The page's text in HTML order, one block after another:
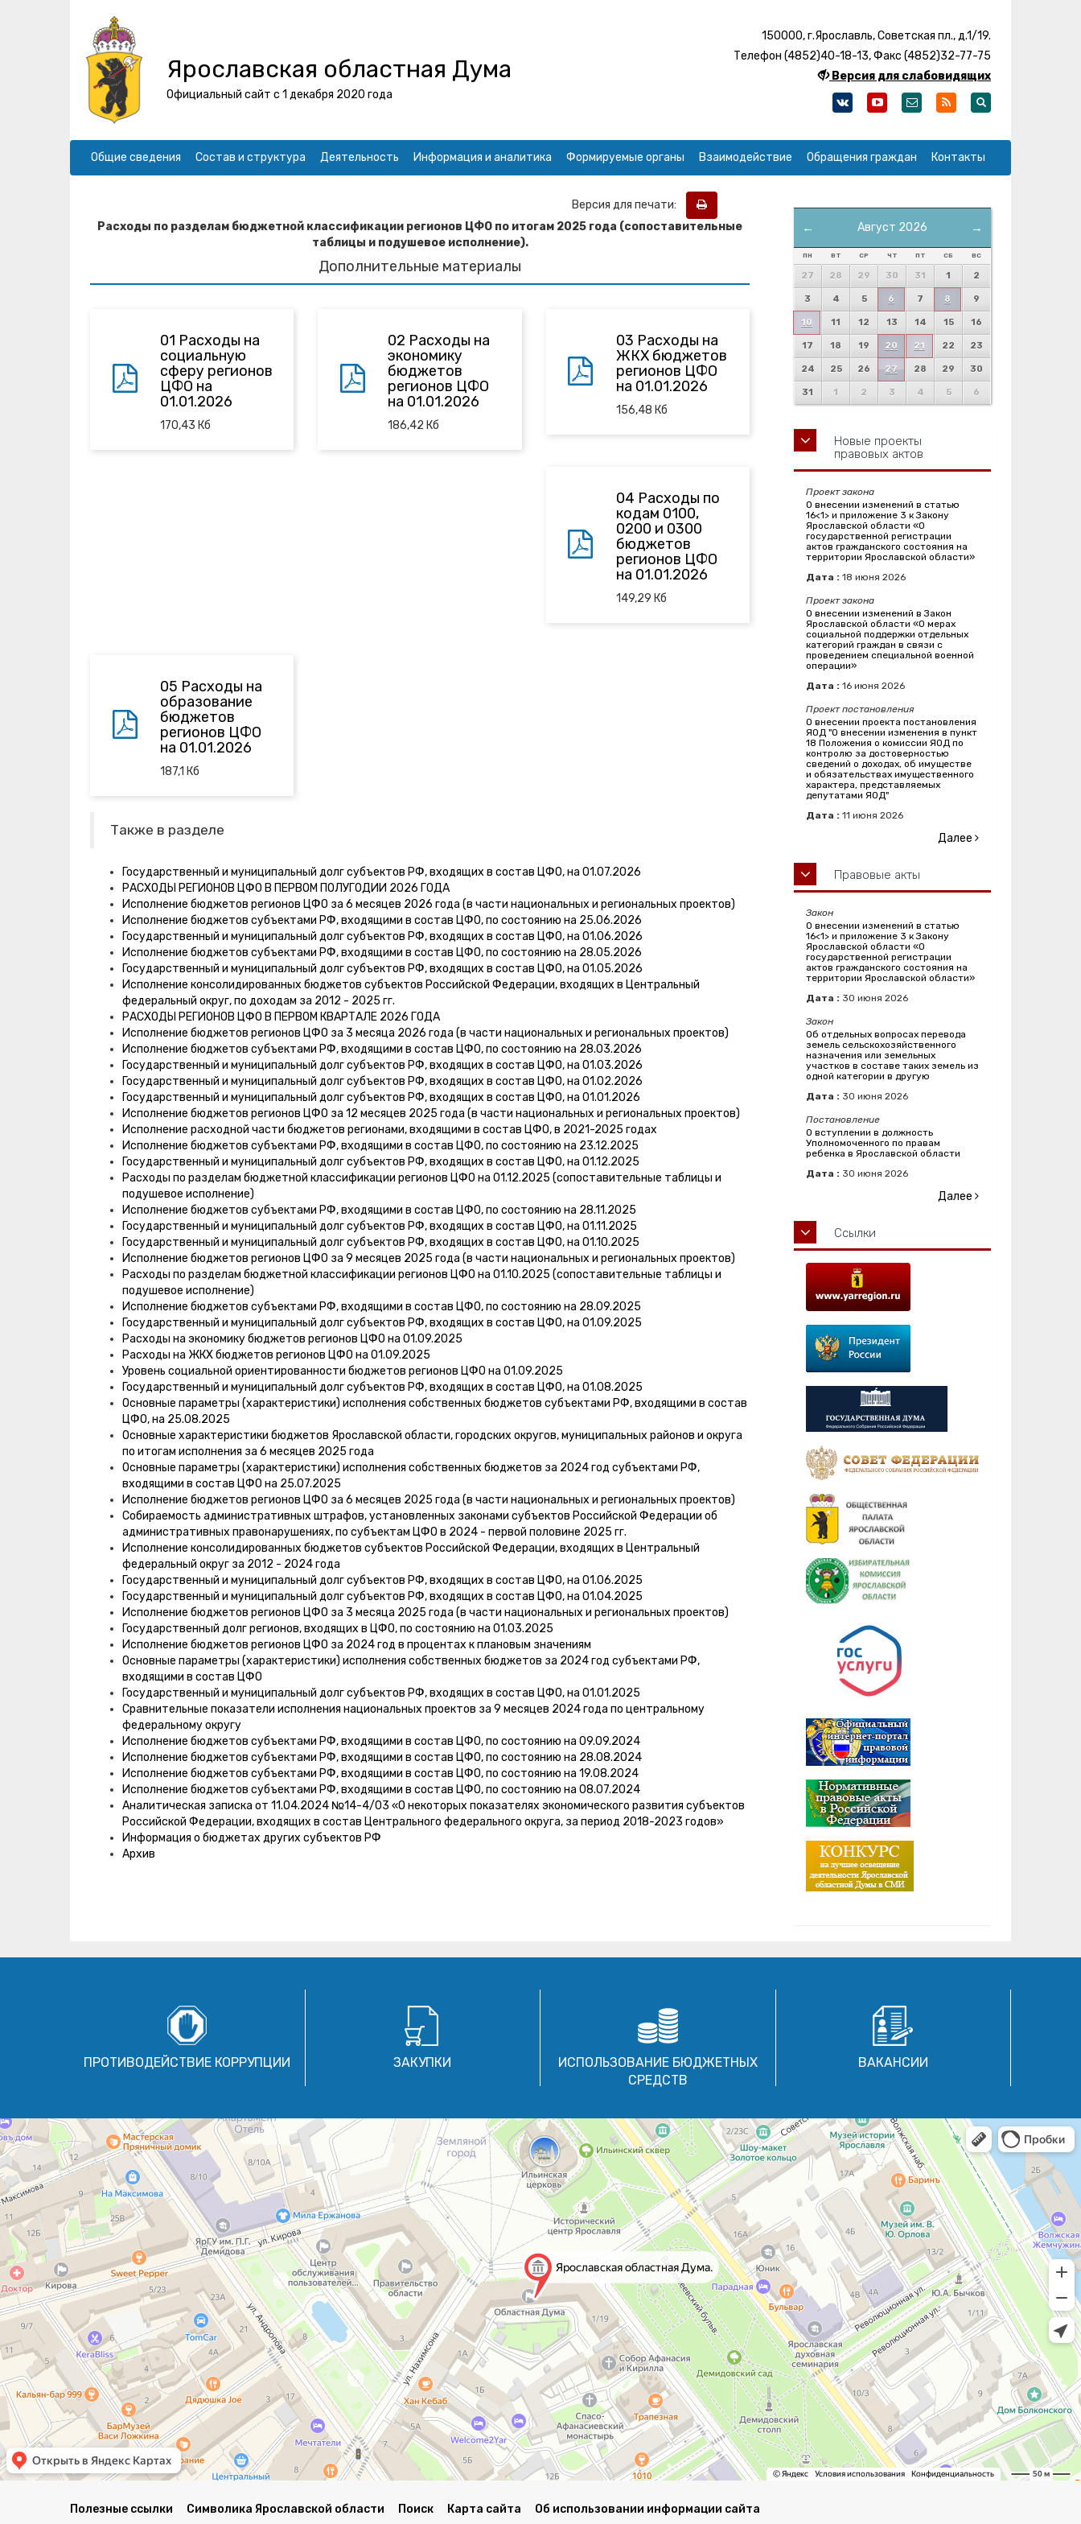
Ярославская областная Дума
Официальный сайт с 1 декабря 2020 года
150000, г.Ярославль, Советская пл., д.1/19.
Телефон (4852)40-18-13, Факс (4852)32-77-75
Версия для слабовидящих
Общие сведения Состав и структура Деятельность Информация и аналитика Формируемые органы Взаимодействие Обращения граждан Контакты
Версия для печати:
Расходы по разделам бюджетной классификации регионов ЦФО по итогам 2025 года (сопоставительные
таблицы и подушевое исполнение).
Дополнительные материалы
01 Расходы на
социальную
сферу регионов
ЦФО на
01.01.2026
170,43 Кб
02 Расходы на
экономику
бюджетов
регионов ЦФО
на 01.01.2026
186,42 Кб
03 Расходы на
ЖКХ бюджетов
регионов ЦФО
на 01.01.2026
156,48 Кб
04 Расходы по
кодам 0100,
0200 и 0300
бюджетов
регионов ЦФО
на 01.01.2026
149,29 Кб
05 Расходы на
образование
бюджетов
регионов ЦФО
на 01.01.2026
187,1 Кб
Также в разделе
Государственный и муниципальный долг субъектов РФ, входящих в состав ЦФО, на 01.07.2026
РАСХОДЫ РЕГИОНОВ ЦФО В ПЕРВОМ ПОЛУГОДИИ 2026 ГОДА
Исполнение бюджетов регионов ЦФО за 6 месяцев 2026 года (в части национальных и региональных проектов)
Исполнение бюджетов субъектами РФ, входящими в состав ЦФО, по состоянию на 25.06.2026
Государственный и муниципальный долг субъектов РФ, входящих в состав ЦФО, на 01.06.2026
Исполнение бюджетов субъектами РФ, входящими в состав ЦФО, по состоянию на 28.05.2026
Государственный и муниципальный долг субъектов РФ, входящих в состав ЦФО, на 01.05.2026
Исполнение консолидированных бюджетов субъектов Российской Федерации, входящих в Центральный
федеральный округ, по доходам за 2012 - 2025 гг.
РАСХОДЫ РЕГИОНОВ ЦФО В ПЕРВОМ КВАРТАЛЕ 2026 ГОДА
Исполнение бюджетов регионов ЦФО за 3 месяца 2026 года (в части национальных и региональных проектов)
Исполнение бюджетов субъектами РФ, входящими в состав ЦФО, по состоянию на 28.03.2026
Государственный и муниципальный долг субъектов РФ, входящих в состав ЦФО, на 01.03.2026
Государственный и муниципальный долг субъектов РФ, входящих в состав ЦФО, на 01.02.2026
Государственный и муниципальный долг субъектов РФ, входящих в состав ЦФО, на 01.01.2026
Исполнение бюджетов регионов ЦФО за 12 месяцев 2025 года (в части национальных и региональных проектов)
Исполнение расходной части бюджетов регионами, входящими в состав ЦФО, в 2021-2025 годах
Исполнение бюджетов субъектами РФ, входящими в состав ЦФО, по состоянию на 23.12.2025
Государственный и муниципальный долг субъектов РФ, входящих в состав ЦФО, на 01.12.2025
Расходы по разделам бюджетной классификации регионов ЦФО на 01.12.2025 (сопоставительные таблицы и
подушевое исполнение)
Исполнение бюджетов субъектами РФ, входящими в состав ЦФО, по состоянию на 28.11.2025
Государственный и муниципальный долг субъектов РФ, входящих в состав ЦФО, на 01.11.2025
Государственный и муниципальный долг субъектов РФ, входящих в состав ЦФО, на 01.10.2025
Исполнение бюджетов регионов ЦФО за 9 месяцев 2025 года (в части национальных и региональных проектов)
Расходы по разделам бюджетной классификации регионов ЦФО на 01.10.2025 (сопоставительные таблицы и
подушевое исполнение)
Исполнение бюджетов субъектами РФ, входящими в состав ЦФО, по состоянию на 28.09.2025
Государственный и муниципальный долг субъектов РФ, входящих в состав ЦФО, на 01.09.2025
Расходы на экономику бюджетов регионов ЦФО на 01.09.2025
Расходы на ЖКХ бюджетов регионов ЦФО на 01.09.2025
Уровень социальной ориентированности бюджетов регионов ЦФО на 01.09.2025
Государственный и муниципальный долг субъектов РФ, входящих в состав ЦФО, на 01.08.2025
Основные параметры (характеристики) исполнения собственных бюджетов субъектами РФ, входящими в состав
ЦФО, на 25.08.2025
Основные характеристики бюджетов Ярославской области, городских округов, муниципальных районов и округа
по итогам исполнения за 6 месяцев 2025 года
Основные параметры (характеристики) исполнения собственных бюджетов за 2024 год субъектами РФ,
входящими в состав ЦФО на 25.07.2025
Исполнение бюджетов регионов ЦФО за 6 месяцев 2025 года (в части национальных и региональных проектов)
Собираемость административных штрафов, установленных законами субъектов Российской Федерации об
административных правонарушениях, по субъектам ЦФО в 2024 - первой половине 2025 гг.
Исполнение консолидированных бюджетов субъектов Российской Федерации, входящих в Центральный
федеральный округ за 2012 - 2024 года
Государственный и муниципальный долг субъектов РФ, входящих в состав ЦФО, на 01.06.2025
Государственный и муниципальный долг субъектов РФ, входящих в состав ЦФО, на 01.04.2025
Исполнение бюджетов регионов ЦФО за 3 месяца 2025 года (в части национальных и региональных проектов)
Государственный долг регионов, входящих в ЦФО, по состоянию на 01.03.2025
Исполнение бюджетов регионов ЦФО за 2024 год в процентах к плановым значениям
Основные параметры (характеристики) исполнения собственных бюджетов за 2024 год субъектами РФ,
входящими в состав ЦФО
Государственный и муниципальный долг субъектов РФ, входящих в состав ЦФО, на 01.01.2025
Сравнительные показатели исполнения национальных проектов за 9 месяцев 2024 года по центральному
федеральному округу
Исполнение бюджетов субъектами РФ, входящими в состав ЦФО, по состоянию на 09.09.2024
Исполнение бюджетов субъектами РФ, входящими в состав ЦФО, по состоянию на 28.08.2024
Исполнение бюджетов субъектами РФ, входящими в состав ЦФО, по состоянию на 19.08.2024
Исполнение бюджетов субъектами РФ, входящими в состав ЦФО, по состоянию на 08.07.2024
Аналитическая записка от 11.04.2024 №14-4/03 «О некоторых показателях экономического развития субъектов
Российской Федерации, входящих в состав Центрального федерального округа, за период 2018-2023 годов»
Информация о бюджетах других субъектов РФ
Архив
← →
Август 2026
ПН ВТ СР ЧТ ПТ СБ ВС
27 28 29 30 31 1 2
3 4 5 6 7 8 9
10 11 12 13 14 15 16
17 18 19 20 21 22 23
24 25 26 27 28 29 30
31 1 2 3 4 5 6
Новые проекты
правовых актов
Проект закона
О внесении изменений в статью
16<1> и приложение 3 к Закону
Ярославской области «О
государственной регистрации
актов гражданского состояния на
территории Ярославской области»
Дата : 18 июня 2026
Проект закона
О внесении изменений в Закон
Ярославской области «О мерах
социальной поддержки отдельных
категорий граждан в связи с
проведением специальной военной
операции»
Дата : 16 июня 2026
Проект постановления
О внесении проекта постановления
ЯОД "О внесении изменения в пункт
18 Положения о комиссии ЯОД по
контролю за достоверностью
сведений о доходах, об имуществе
и обязательствах имущественного
характера, представляемых
депутатами ЯОД"
Дата : 11 июня 2026
Далее
Правовые акты
Закон
О внесении изменений в статью
16<1> и приложение 3 к Закону
Ярославской области «О
государственной регистрации
актов гражданского состояния на
территории Ярославской области»
Дата : 30 июня 2026
Закон
Об отдельных вопросах перевода
земель сельскохозяйственного
назначения или земельных
участков в составе таких земель из
одной категории в другую
Дата : 30 июня 2026
Постановление
О вступлении в должность
Уполномоченного по правам
ребенка в Ярославской области
Дата : 30 июня 2026
Далее
Ссылки
ПРОТИВОДЕЙСТВИЕ КОРРУПЦИИ ЗАКУПКИ
ИСПОЛЬЗОВАНИЕ БЮДЖЕТНЫХ
СРЕДСТВ
ВАКАНСИИ
Полезные ссылки Символика Ярославской области Поиск Карта сайта Об использовании информации сайта